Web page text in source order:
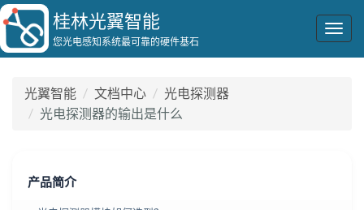
桂林光翼智能
您光电感知系统最可靠的硬件基石
光翼智能 文档中心
光电探测器
光电探测器的输出是什么
产品简介